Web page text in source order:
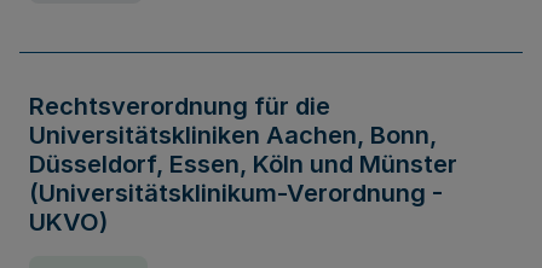
Rechtsverordnung für die
Universitätskliniken Aachen, Bonn,
Düsseldorf, Essen, Köln und Münster
(Universitätsklinikum-Verordnung -
UKVO)